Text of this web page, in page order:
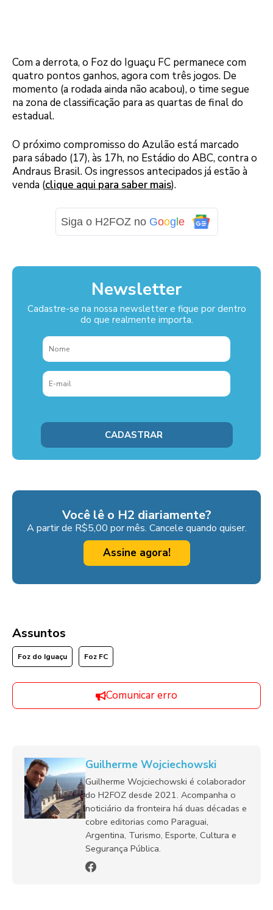
Com a derrota, o Foz do Iguaçu FC permanece com
quatro pontos ganhos, agora com três jogos. De
momento (a rodada ainda não acabou), o time segue
na zona de classificação para as quartas de final do
estadual.
O próximo compromisso do Azulão está marcado
para sábado (17), às 17h, no Estádio do ABC, contra o
Andraus Brasil. Os ingressos antecipados já estão à
venda (clique aqui para saber mais).
Siga o H2FOZ no Google
Newsletter
Cadastre-se na nossa newsletter e fique por dentro
do que realmente importa.
Você lê o H2 diariamente?
A partir de R$5,00 por mês. Cancele quando quiser.
Assine agora!
Assuntos
Foz do Iguaçu Foz FC
Comunicar erro
Guilherme Wojciechowski
Guilherme Wojciechowski é colaborador
do H2FOZ desde 2021. Acompanha o
noticiário da fronteira há duas décadas e
cobre editorias como Paraguai,
Argentina, Turismo, Esporte, Cultura e
Segurança Pública.